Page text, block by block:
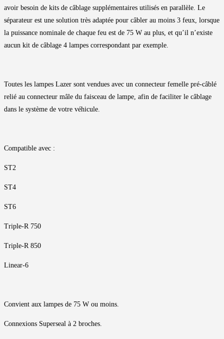
avoir besoin de kits de câblage supplémentaires utilisés en parallèle. Le
séparateur est une solution très adaptée pour câbler au moins 3 feux, lorsque
la puissance nominale de chaque feu est de 75 W au plus, et qu’il n’existe
aucun kit de câblage 4 lampes correspondant par exemple.
Toutes les lampes Lazer sont vendues avec un connecteur femelle pré-câblé
relié au connecteur mâle du faisceau de lampe, afin de faciliter le câblage
dans le système de votre véhicule.
Compatible avec :
ST2
ST4
ST6
Triple-R 750
Triple-R 850
Linear-6
Convient aux lampes de 75 W ou moins.
Connexions Superseal à 2 broches.